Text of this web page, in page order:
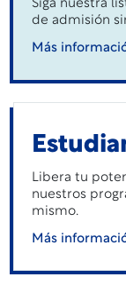
Siga nuestra
de admisión
Más
Libera tu
nuestros
mismo.
Más